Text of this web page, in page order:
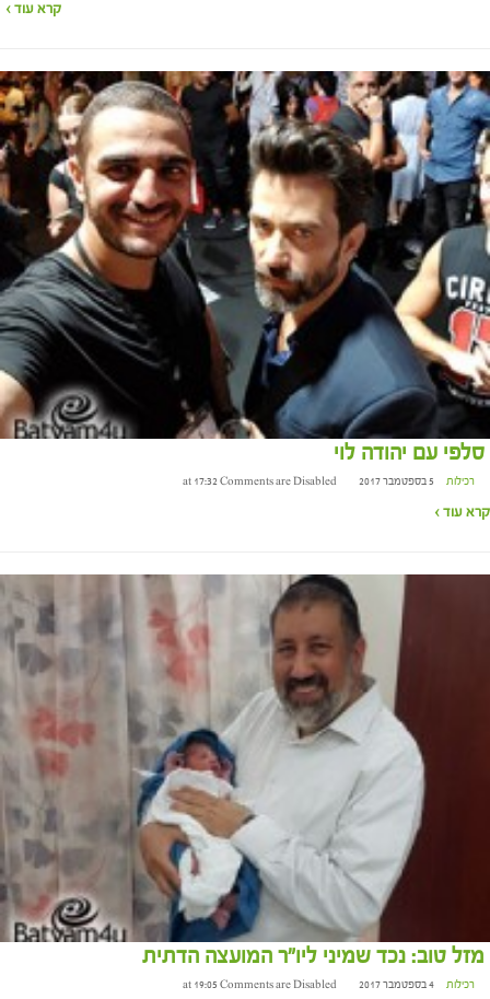
קרא עוד ›
סלפי עם יהודה לוי
רכילות 5 בספטמבר 2017 at 17:32 Comments are Disabled
קרא עוד ›
מזל טוב: נכד שמיני ליו"ר המועצה הדתית
רכילות 4 בספטמבר 2017 at 19:05 Comments are Disabled